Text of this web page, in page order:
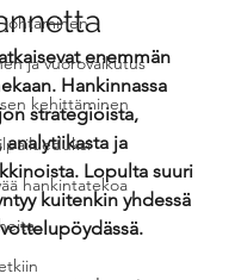
johtaminen
ja vuorovaikutus
kehittäminen
hankintatekoa
enemmän
Hankinnassa
strategioista,
ja
Lopulta suuri
kuitenkin yhdessä